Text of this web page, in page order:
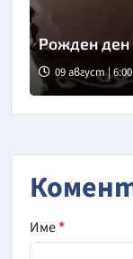
Рожден ден
09 август | 6:00
Име*